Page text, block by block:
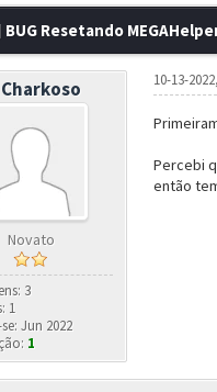
BUG Resetando
Charkoso
Novato
3
1
Jun 2022
1
10-13-
Percebi
então